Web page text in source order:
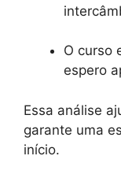
O curso
espero
Essa análise
garante uma
início.